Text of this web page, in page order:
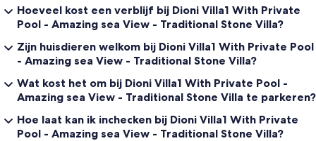
Hoeveel kost een verblijf bij Dioni Villa1 With Private
Pool - Amazing sea View - Traditional Stone Villa?
Zijn huisdieren welkom bij Dioni Villa1 With Private Pool
- Amazing sea View - Traditional Stone Villa?
Wat kost het om bij Dioni Villa1 With Private Pool -
Amazing sea View - Traditional Stone Villa te parkeren?
Hoe laat kan ik inchecken bij Dioni Villa1 With Private
Pool - Amazing sea View - Traditional Stone Villa?